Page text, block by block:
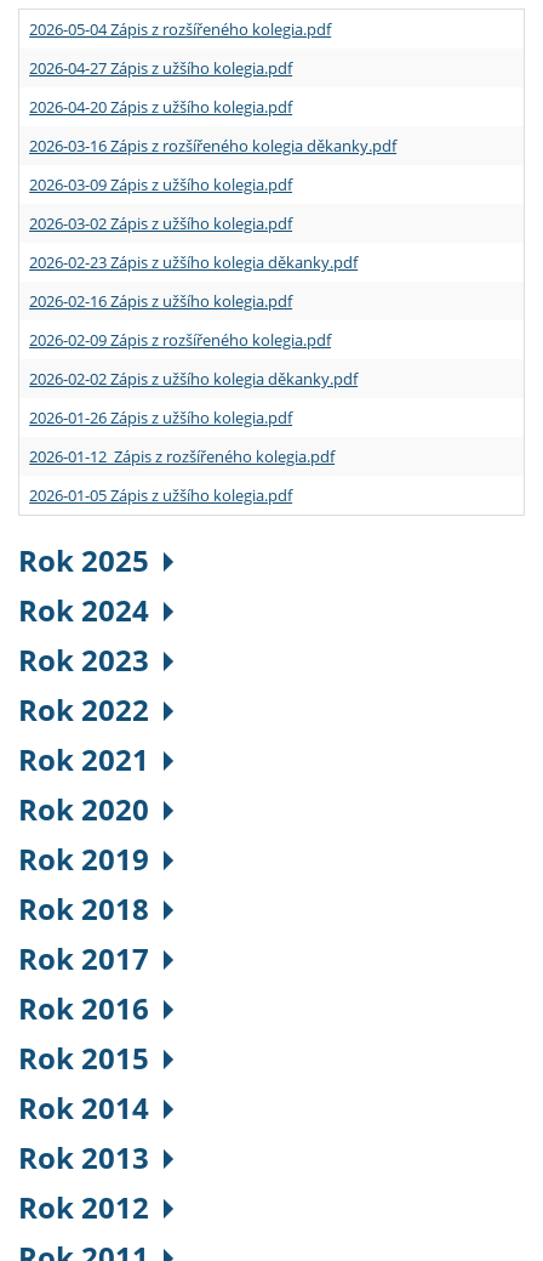
2026-05-04 Zápis z rozšířeného kolegia.pdf
2026-04-27 Zápis z užšího kolegia.pdf
2026-04-20 Zápis z užšího kolegia.pdf
2026-03-16 Zápis z rozšířeného kolegia děkanky.pdf
2026-03-09 Zápis z užšího kolegia.pdf
2026-03-02 Zápis z užšího kolegia.pdf
2026-02-23 Zápis z užšího kolegia děkanky.pdf
2026-02-16 Zápis z užšího kolegia.pdf
2026-02-09 Zápis z rozšířeného kolegia.pdf
2026-02-02 Zápis z užšího kolegia děkanky.pdf
2026-01-26 Zápis z užšího kolegia.pdf
2026-01-12 Zápis z rozšířeného kolegia.pdf
2026-01-05 Zápis z užšího kolegia.pdf
Rok 2025
Rok 2024
Rok 2023
Rok 2022
Rok 2021
Rok 2020
Rok 2019
Rok 2018
Rok 2017
Rok 2016
Rok 2015
Rok 2014
Rok 2013
Rok 2012